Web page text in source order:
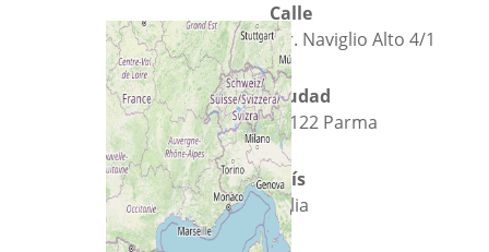
Calle
Str. Naviglio Alto 4/1
Ciudad
43122 Parma
País
Italia